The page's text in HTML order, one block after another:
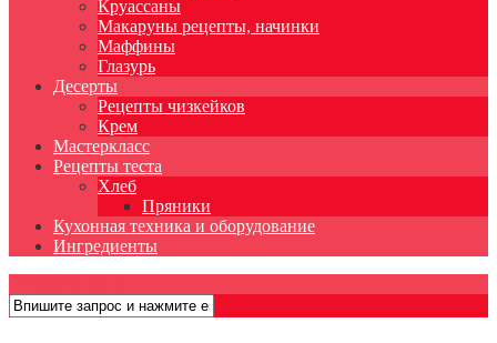
Круассаны
Макаруны рецепты, начинки
Маффины
Глазурь
Десерты
Рецепты чизкейков
Крем
Мастеркласс
Рецепты теста
Хлеб
Пряники
Кухонная техника и оборудование
Ингредиенты